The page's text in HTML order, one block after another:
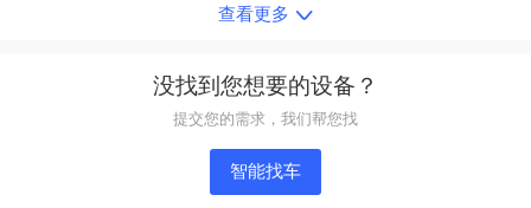
查看更多
没找到您想要的设备？
提交您的需求，我们帮您找
智能找车